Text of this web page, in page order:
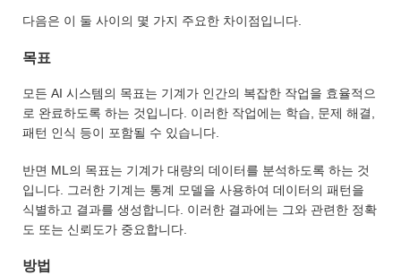
다음은 이 둘 사이의 몇 가지 주요한 차이점입니다.
목표
모든 AI 시스템의 목표는 기계가 인간의 복잡한 작업을 효율적으
로 완료하도록 하는 것입니다. 이러한 작업에는 학습, 문제 해결,
패턴 인식 등이 포함될 수 있습니다.
반면 ML의 목표는 기계가 대량의 데이터를 분석하도록 하는 것
입니다. 그러한 기계는 통계 모델을 사용하여 데이터의 패턴을
식별하고 결과를 생성합니다. 이러한 결과에는 그와 관련한 정확
도 또는 신뢰도가 중요합니다.
방법